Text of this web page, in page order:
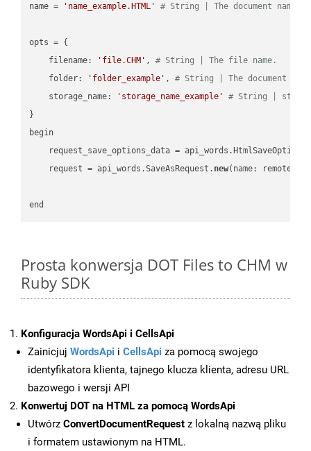
name =
'name_example.HTML' # String | The document name.
opts = {
    filename:
'file.CHM' , # String | The file name.
    folder:
'folder_example' , # String | The document
    storage_name:
'storage_name_example'
# String |
}
begin
request_save_options_data =
    request = api_words.SaveAsRequest.
new(name:
Prosta konwersja DOT Files to CHM w
Ruby SDK
Konfiguracja WordsApi i CellsApi
Zainicjuj WordsApi i CellsApi za pomocą swojego
identyfikatora klienta, tajnego klucza klienta, adresu URL
bazowego i wersji API
Konwertuj DOT na HTML za pomocą WordsApi
Utwórz ConvertDocumentRequest z lokalną nazwą pliku
i formatem ustawionym na HTML.